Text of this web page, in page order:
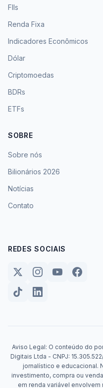
FIIs
Renda Fixa
Indicadores Econômicos
Dólar
Criptomoedas
BDRs
ETFs
SOBRE
Sobre nós
Bilionários 2026
Notícias
Contato
REDES SOCIAIS
Aviso Legal: O conteúdo do
Digitais Ltda - CNPJ:
jornalístico e educacional.
investimento, compra ou
em renda variável